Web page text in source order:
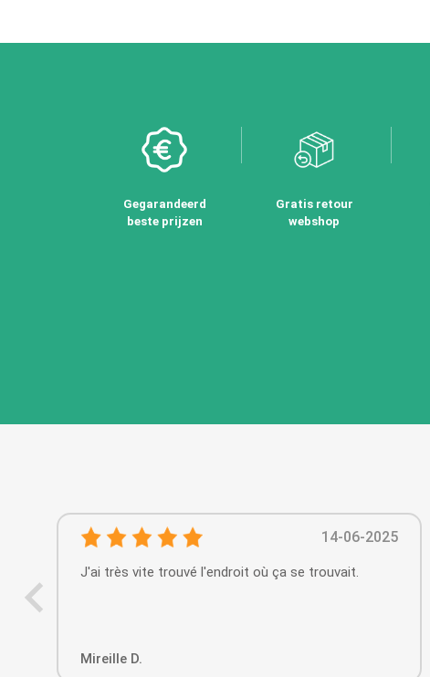
Gegarandeerd
beste prijzen
Gratis retour
webshop
14-06-2025
J'ai très vite trouvé l'endroit où ça se trouvait.
Mireille D.